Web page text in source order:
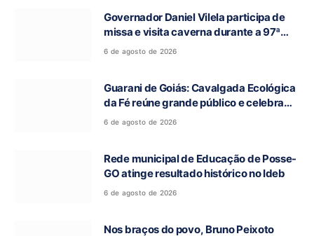
Governador Daniel Vilela participa de
missa e visita caverna durante a 97ª
Romaria do Bom Jesus da Lapa de Terra
6 de agosto de 2026
Guarani de Goiás: Cavalgada Ecológica
da Fé reúne grande público e celebra
tradição religiosa
6 de agosto de 2026
Rede municipal de Educação de Posse-
GO atinge resultado histórico no Ideb
6 de agosto de 2026
Nos braços do povo, Bruno Peixoto